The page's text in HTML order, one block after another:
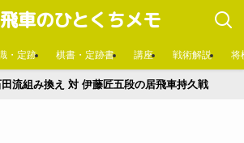
車のひとくちメモ
・定跡 棋書・定跡書 講座 戦術解説 将
流組み換え 対 伊藤匠五段の居飛車持久戦